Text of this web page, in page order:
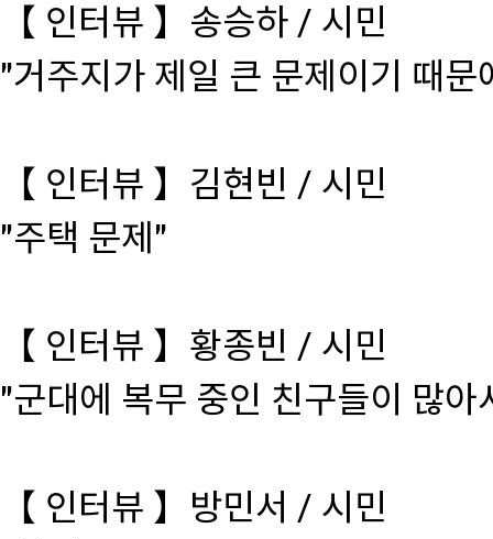
【 인터뷰 】송승하 / 시민
"거주지가 제일 큰 문제이기 때문
【 인터뷰 】김현빈 / 시민
"주택 문제"
【 인터뷰 】황종빈 / 시민
"군대에 복무 중인 친구들이 많
【 인터뷰 】방민서 / 시민